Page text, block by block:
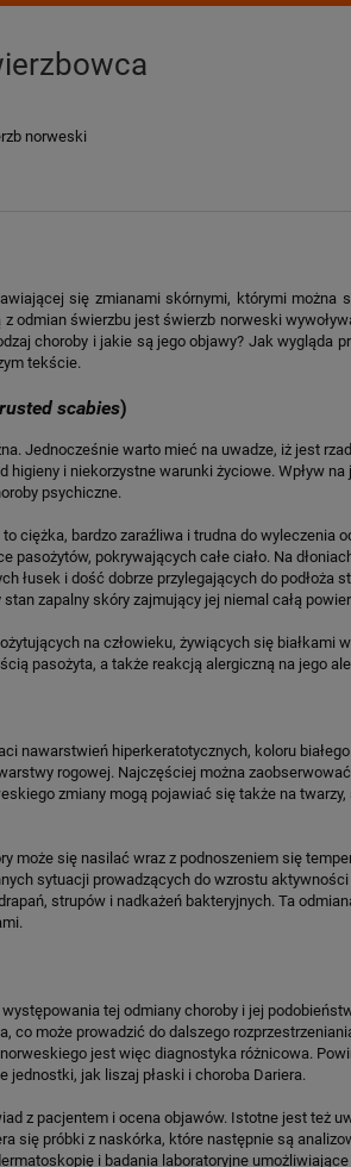
norweski
się zmianami skórnymi, którymi można
odmian świerzbu jest świerzb norweski
choroby i jakie są jego objawy? Jak wygląda
tekście.
scabies)
Jednocześnie warto mieć na uwadze, iż jest
i niekorzystne warunki życiowe. Wpływ
psychiczne.
to ciężka, bardzo zaraźliwa i trudna do wyleczenia
pokrywających całe ciało. Na
łusek i dość dobrze przylegających do podłoża
zapalny skóry zajmujący jej niemal całą
na człowieku, żywiących się białkami
pasożyta, a także reakcją alergiczną na jego
nawarstwień hiperkeratotycznych, koloru
rogowej. Najczęściej można
zmiany mogą pojawiać się także na twarzy,
się nasilać wraz z podnoszeniem się
sytuacji prowadzących do wzrostu
strupów i nadkażeń bakteryjnych. Ta
tej odmiany choroby i jej
co może prowadzić do dalszego
jest więc diagnostyka różnicowa.
jednostki, jak liszaj płaski i choroba Dariera.
z pacjentem i ocena objawów. Istotne jest też
się próbki z naskórka, które następnie są
i badania laboratoryjne